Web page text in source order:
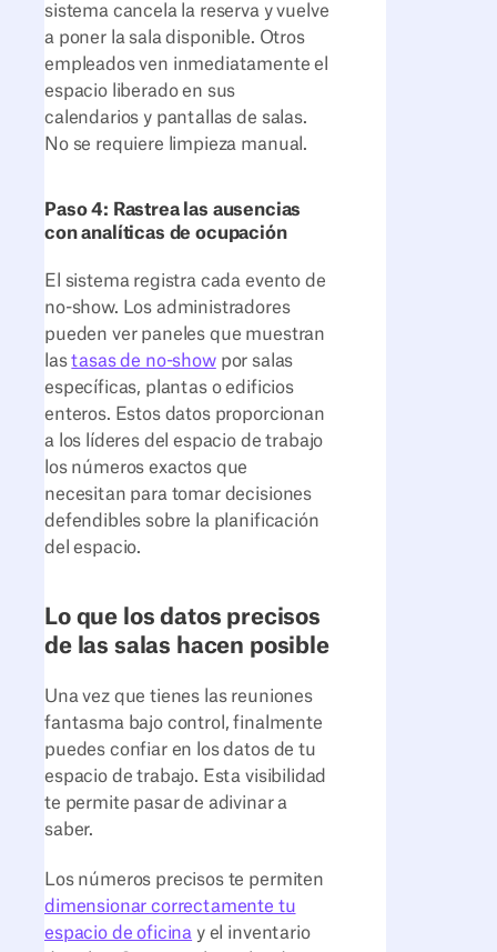
sistema cancela la reserva y vuelve
a poner la sala disponible. Otros
empleados ven inmediatamente el
espacio liberado en sus
calendarios y pantallas de salas.
No se requiere limpieza manual.
Paso 4: Rastrea las ausencias
con analíticas de ocupación
El sistema registra cada evento de
no-show. Los administradores
pueden ver paneles que muestran
lastasas de no-showpor salas
específicas, plantas o edificios
enteros. Estos datos proporcionan
a los líderes del espacio de trabajo
los números exactos que
necesitan para tomar decisiones
defendibles sobre la planificación
del espacio.
Lo que los datos precisos
de las salas hacen posible
Una vez que tienes las reuniones
fantasma bajo control, finalmente
puedes confiar en los datos de tu
espacio de trabajo. Esta visibilidad
te permite pasar de adivinar a
saber.
Los números precisos te permiten
dimensionar correctamente tu
espacio de oficina y el inventario